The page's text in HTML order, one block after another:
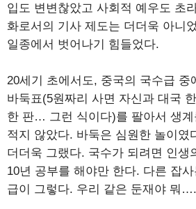
입도 변변찮았고 사회적 예우도 초
화로서의 기사 제도는 더더욱 아니
일종에서 벗어나기 힘들었다.
20세기 초에서도, 중국의 국수급 중
바둑표(5원짜리 사면 자신과 대국
한 판… 그런 식이다)를 팔아서 생계
적지 않았다. 바둑은 심원한 놀이였
더더욱 그랬다. 국수가 되려면 인생
10년 공부를 해야만 한다. 다른 잡
급이 그렇다. 우리 같은 둔재야 뭐….